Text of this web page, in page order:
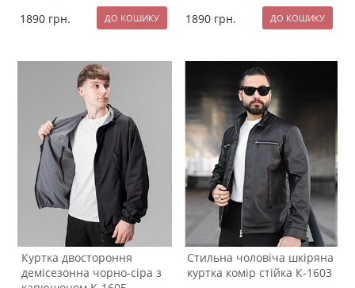
1890 грн.
1890 грн.
Куртка двостороння
демісезонна чорно-сіра з
Стильна чоловіча шкіряна
куртка комір стійка К-1603